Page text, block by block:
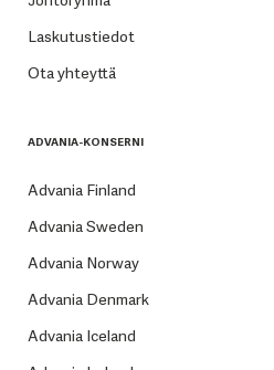
Laskutustiedot
Ota yhteyttä
ADVANIA-KONSERNI
Advania Finland
Advania Sweden
Advania Norway
Advania Denmark
Advania Iceland